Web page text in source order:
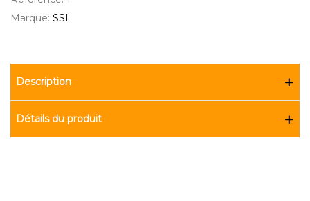
Marque: SSI
Description
Détails du produit